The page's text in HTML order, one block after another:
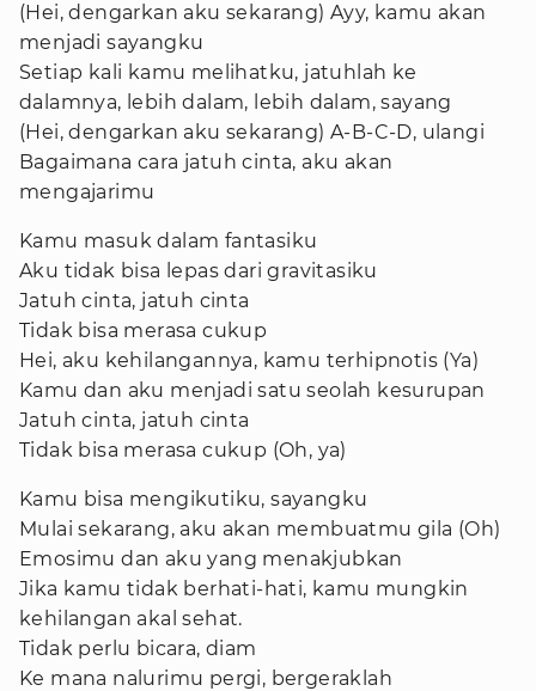
(Hei, dengarkan aku sekarang) Ayy, kamu akan
menjadi sayangku
Setiap kali kamu melihatku, jatuhlah ke
dalamnya, lebih dalam, lebih dalam, sayang
(Hei, dengarkan aku sekarang) A-B-C-D, ulangi
Bagaimana cara jatuh cinta, aku akan
mengajarimu
Kamu masuk dalam fantasiku
Aku tidak bisa lepas dari gravitasiku
Jatuh cinta, jatuh cinta
Tidak bisa merasa cukup
Hei, aku kehilangannya, kamu terhipnotis (Ya)
Kamu dan aku menjadi satu seolah kesurupan
Jatuh cinta, jatuh cinta
Tidak bisa merasa cukup (Oh, ya)
Kamu bisa mengikutiku, sayangku
Mulai sekarang, aku akan membuatmu gila (Oh)
Emosimu dan aku yang menakjubkan
Jika kamu tidak berhati-hati, kamu mungkin
kehilangan akal sehat.
Tidak perlu bicara, diam
Ke mana nalurimu pergi, bergeraklah